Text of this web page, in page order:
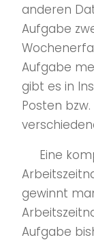
anderen
Aufgabe
Aufgabe
gibt es in
Posten
Eine
gewinnt
Aufgabe